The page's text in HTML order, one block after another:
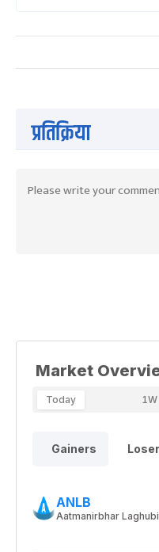
प्रतिक्रिया